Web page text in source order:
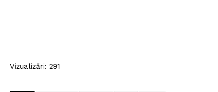
Vizualizări: 291